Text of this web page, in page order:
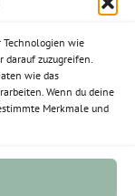
wie
darauf zuzugreifen.
wie das
Wenn du deine
Merkmale und